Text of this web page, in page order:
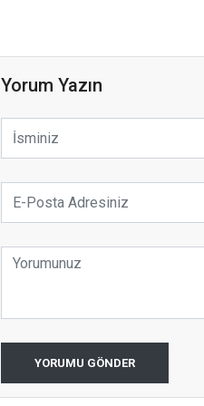
Yorum Yazın
YORUMU GÖNDER